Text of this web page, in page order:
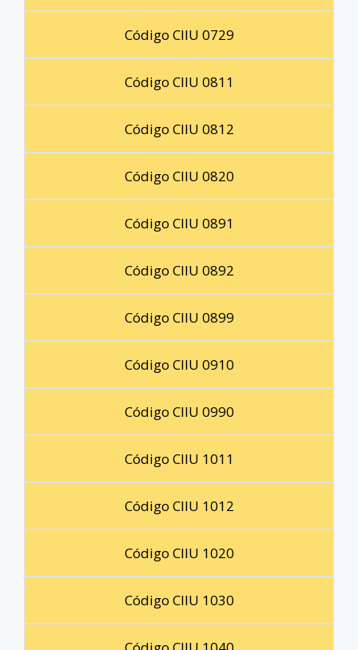
Código CIIU 0729
Código CIIU 0811
Código CIIU 0812
Código CIIU 0820
Código CIIU 0891
Código CIIU 0892
Código CIIU 0899
Código CIIU 0910
Código CIIU 0990
Código CIIU 1011
Código CIIU 1012
Código CIIU 1020
Código CIIU 1030